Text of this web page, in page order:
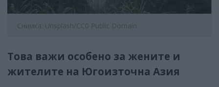
Снимка: Unsplash/CC0 Public Domain
Това важи особено за жените и
жителите на Югоизточна Азия